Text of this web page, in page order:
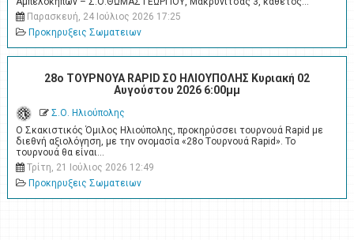
Παρασκευή, 24 Ιούλιος 2026 17:25
Προκηρυξεις Σωματειων
28ο ΤΟΥΡΝΟΥΑ RAPID ΣΟ ΗΛΙΟΥΠΟΛΗΣ Κυριακή 02
Αυγούστου 2026 6:00μμ
Σ.Ο. Ηλιούπολης
Ο Σκακιστικός Όμιλος Ηλιούπολης, προκηρύσσει τουρνουά Rapid με
διεθνή αξιολόγηση, με την ονομασία «28ο Tουρνουά Rapid». Το
τουρνουά θα είναι…
Τρίτη, 21 Ιούλιος 2026 12:49
Προκηρυξεις Σωματειων